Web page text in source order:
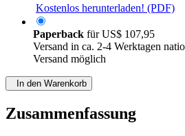
Kostenlos herunterladen! (PDF)
Paperback fürUS$ 107,95
Versand in ca. 2-4 Werktagen
Versand möglich
In den Warenkorb
Zusammenfassung